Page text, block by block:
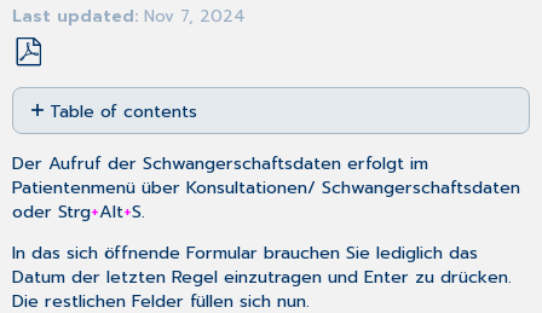
Last updated Nov 7, 2024
Save
as
PDF
Table of contents
Der Aufruf der Schwangerschaftsdaten erfolgt im
Patientenmenü überKonsultationen/Schwangerschaftsdaten
oderStrg+Alt+S.
In das sich öffnende Formular brauchen Sie lediglich das
Datum der letzten Regel einzutragen undEnter zu drücken.
Die restlichen Felder füllen sich nun.